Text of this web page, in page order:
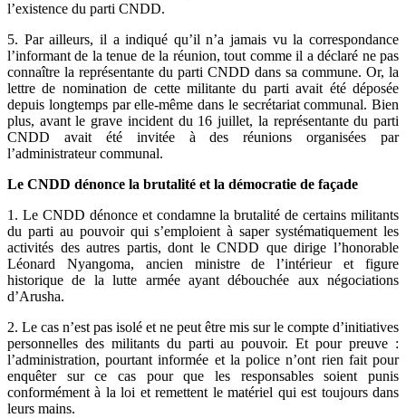
l’existence du parti CNDD.
5. Par ailleurs, il a indiqué qu’il n’a jamais vu la correspondance
l’informant de la tenue de la réunion, tout comme il a déclaré ne pas
connaître la représentante du parti CNDD dans sa commune. Or, la
lettre de nomination de cette militante du parti avait été déposée
depuis longtemps par elle-même dans le secrétariat communal. Bien
plus, avant le grave incident du 16 juillet, la représentante du parti
CNDD avait été invitée à des réunions organisées par
l’administrateur communal.
Le CNDD dénonce la brutalité et la démocratie de façade
1. Le CNDD dénonce et condamne la brutalité de certains militants
du parti au pouvoir qui s’emploient à saper systématiquement les
activités des autres partis, dont le CNDD que dirige l’honorable
Léonard Nyangoma, ancien ministre de l’intérieur et figure
historique de la lutte armée ayant débouchée aux négociations
d’Arusha.
2. Le cas n’est pas isolé et ne peut être mis sur le compte d’initiatives
personnelles des militants du parti au pouvoir. Et pour preuve :
l’administration, pourtant informée et la police n’ont rien fait pour
enquêter sur ce cas pour que les responsables soient punis
conformément à la loi et remettent le matériel qui est toujours dans
leurs mains.